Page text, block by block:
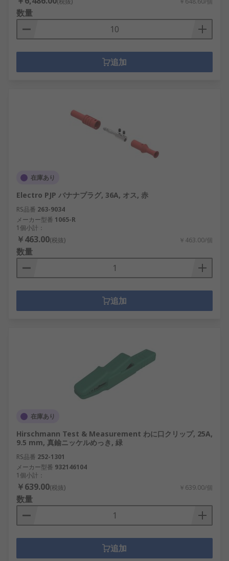
数量
追加
在庫あり
Electro PJP バナナプラグ, 36A, オス, 赤
RS品番 263-9034
メーカー型番 1065-R
1個小計：
￥463.00(税抜) ￥463.00/個
数量
追加
在庫あり
Hirschmann Test & Measurement わに口クリップ, 25A,
9.5 mm, 真鍮ニッケルめっき, 緑
RS品番 252-1301
メーカー型番 932146104
1個小計：
￥639.00(税抜) ￥639.00/個
数量
追加